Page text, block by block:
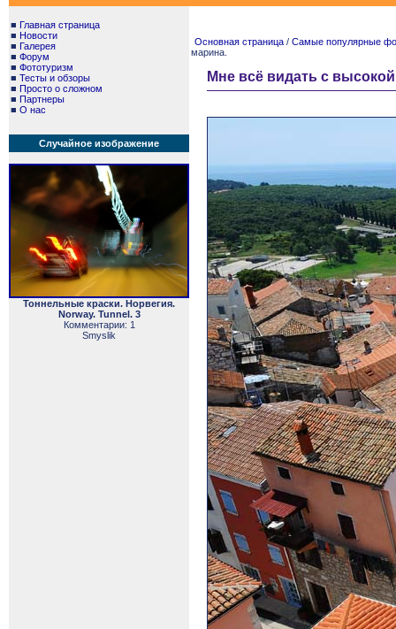
■ Главная страница
■ Новости
■ Галерея
■ Форум
■ Фототуризм
■ Тесты и обзоры
■ Просто о сложном
■ Партнеры
■ О нас
Случайное изображение
Тоннельные краски. Норвегия.
Norway. Tunnel. 3
Комментарии: 1
Smyslik
Основная страница / Самые популярные
марина.
Мне всё видать с